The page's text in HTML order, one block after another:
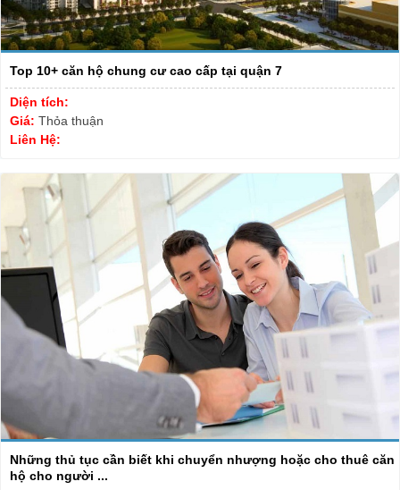
Top 10+ căn hộ chung cư cao cấp tại quận 7
Diện tích:
Giá: Thỏa thuận
Liên Hệ:
Những thủ tục cần biết khi chuyển nhượng hoặc cho thuê căn
hộ cho người ...